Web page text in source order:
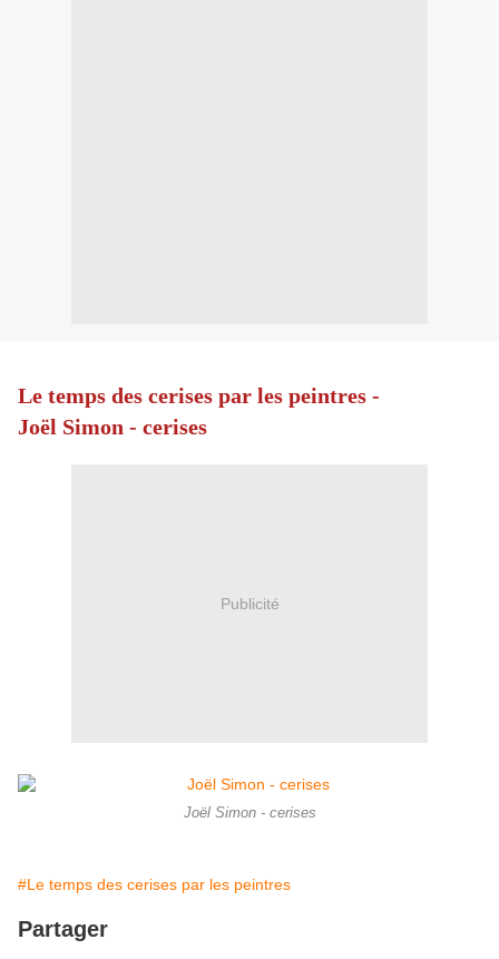
Le temps des cerises par les peintres -
Joël Simon - cerises
Publicité
Joël Simon - cerises
#Le temps des cerises par les peintres
Partager